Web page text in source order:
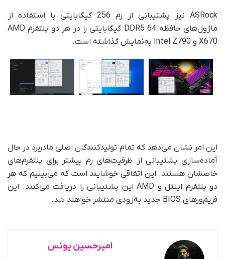
ASRock نیز پشتیبانی از رم 256 گیگابایتی با استفاده از
ماژول‌های حافظه DDR5 64 گیگابایتی را در هر دو پلتفرم AMD
X670 و Intel Z790 به‌نمایش گذاشته است.
این امر نشان می‌دهد که تمام تولیدکنندگان اصلی مادربرد در حال
آماده‌سازی پشتیبانی از ظرفیت‌های رم بیشتر برای پلتفرم‌های
خاصشان هستند. این اتفاقی خوشایند است که می‌بینیم که هر
دو پلتفرم اینتل و AMD این پشتیبانی را دریافت می‌کنند. این
فریم‌ورهای BIOS جدید به‌زودی منتشر خواهند شد.
امیرحسین یونس